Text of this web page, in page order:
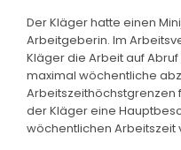
Der Kläger hatte einen
Arbeitgeberin. Im
Kläger die Arbeit auf
maximal wöchentliche
Arbeitszeithöchstgrenzen
der Kläger eine
wöchentlichen Arbeitszeit